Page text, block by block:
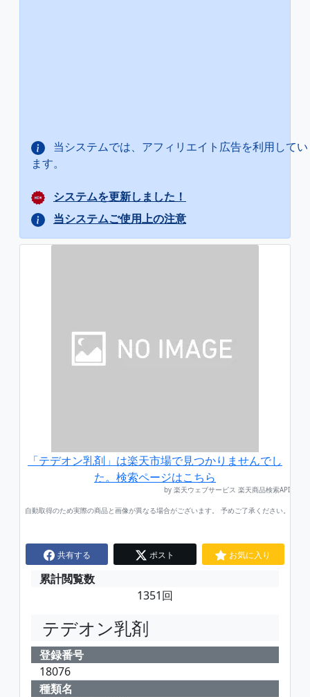
当システムでは、アフィリエイト広告を利用してい
ます。
システムを更新しました！
当システムご使用上の注意
「テデオン乳剤」は楽天市場で見つかりませんでし
た。検索ページはこちら
by 楽天ウェブサービス 楽天商品検索API
自動取得のため実際の商品と画像が異なる場合がございます。 予めご了承ください。
共有する ポスト お気に入り
累計閲覧数
1351回
テデオン乳剤
登録番号
18076
種類名